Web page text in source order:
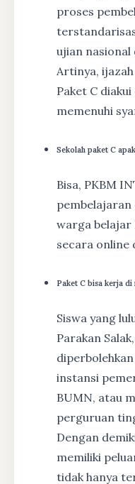
proses
ujian
Artinya,
Paket C
memenuhi
Sekolah paket C
Bisa, PKBM
pembelajaran
warga belajar
secara online
Paket C bisa kerja di
Siswa yang
Parakan
instansi
BUMN, atau
perguruan
Dengan
memiliki
tidak hanya